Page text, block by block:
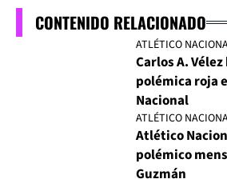
CONTENIDO RELACIONADO
ATLÉTICO
Carlos A.
polémica roja
Nacional
ATLÉTICO
Atlético
polémico
Guzmán